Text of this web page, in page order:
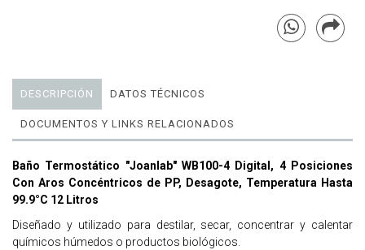
DESCRIPCIÓN DATOS TÉCNICOS
DOCUMENTOS Y LINKS RELACIONADOS
Baño Termostático "Joanlab" WB100-4 Digital, 4 Posiciones
Con Aros Concéntricos de PP, Desagote, Temperatura Hasta
99.9°C 12 Litros
Diseñado y utilizado para destilar, secar, concentrar y calentar
químicos húmedos o productos biológicos.